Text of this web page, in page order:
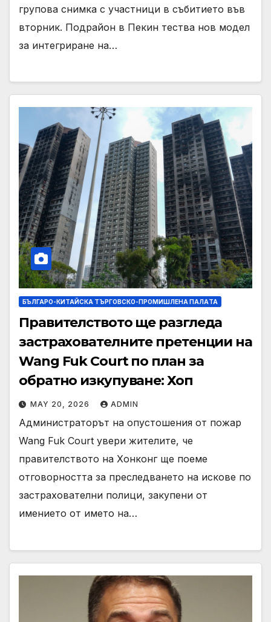
групова снимка с участници в събитието във
вторник. Подрайон в Пекин тества нов модел
за интегриране на…
БЪЛГАРО-КИТАЙСКА ТЪРГОВСКО-ПРОМИШЛЕНА ПАЛAТА
Правителството ще разгледа
застрахователните претенции на
Wang Fuk Court по план за
обратно изкупуване: Хоп
MAY 20, 2026 ADMIN
Администраторът на опустошения от пожар
Wang Fuk Court увери жителите, че
правителството на Хонконг ще поеме
отговорността за преследването на искове по
застрахователни полици, закупени от
имението от името на…